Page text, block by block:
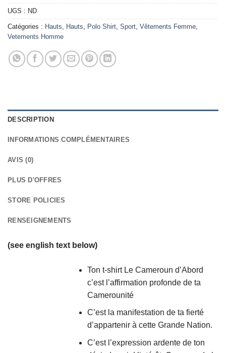
UGS : ND
Catégories : Hauts Hauts Polo Shirt Sport Vêtements Femme
Vetements Homme
DESCRIPTION
INFORMATIONS COMPLÉMENTAIRES
AVIS (0)
PLUS D'OFFRES
STORE POLICIES
RENSEIGNEMENTS
(see english text below)
Ton t-shirt Le Cameroun d’Abord
c’est l’affirmation profonde de ta
Camerounité
C’est la manifestation de ta fierté
d’appartenir à cette Grande Nation.
C’est l’expression ardente de ton